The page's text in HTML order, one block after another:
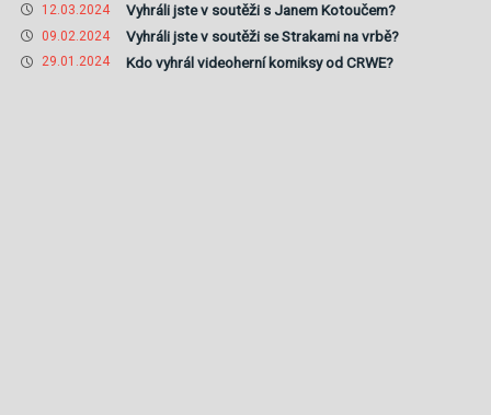
12.03.2024 Vyhráli jste v soutěži s Janem Kotoučem?
09.02.2024 Vyhráli jste v soutěži se Strakami na vrbě?
29.01.2024 Kdo vyhrál videoherní komiksy od CRWE?